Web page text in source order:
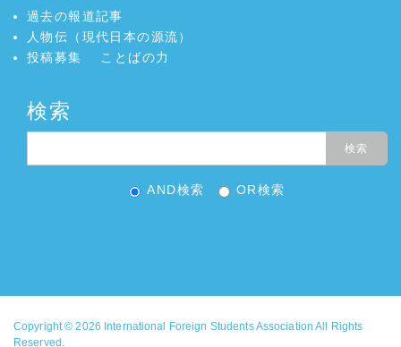
過去の報道記事
人物伝（現代日本の源流）
投稿募集
ことばの力
検索
AND検索 OR検索
Copyright © 2026 International Foreign Students Association All Rights
Reserved.